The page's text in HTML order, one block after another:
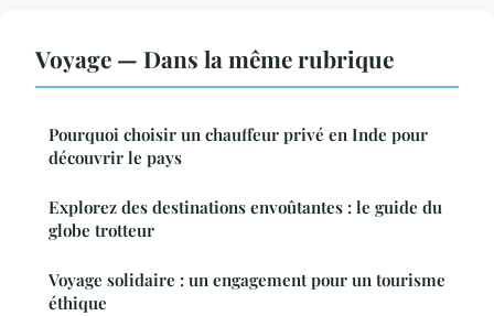
Voyage — Dans la même rubrique
Pourquoi choisir un chauffeur privé en Inde pour
découvrir le pays
Explorez des destinations envoûtantes : le guide du
globe trotteur
Voyage solidaire : un engagement pour un tourisme
éthique